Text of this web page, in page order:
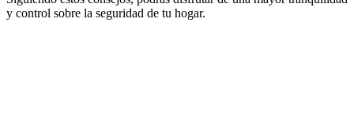
y control sobre la seguridad de tu hogar.